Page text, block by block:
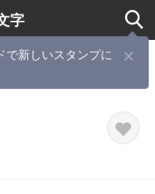
字
で新しいスタンプに
スマイルEMOJI